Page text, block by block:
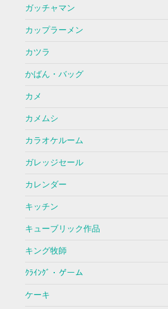
ガッチャマン
カップラーメン
カツラ
かばん・バッグ
カメ
カメムシ
カラオケルーム
ガレッジセール
カレンダー
キッチン
キューブリック作品
キング牧師
ｸﾗｲﾝｸﾞ・ゲーム
ケーキ